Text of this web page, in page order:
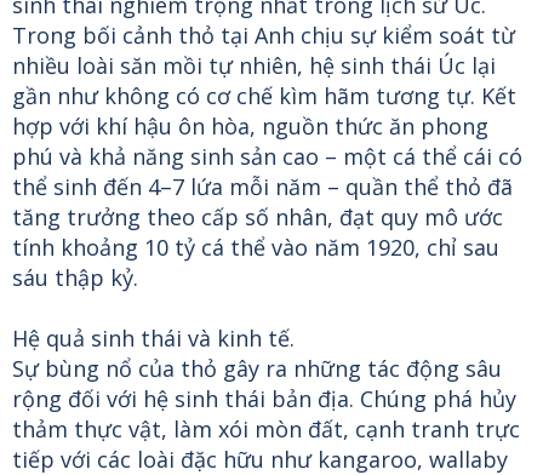
Trong bối cảnh thỏ tại Anh chịu sự kiểm soát từ
nhiều loài săn mồi tự nhiên, hệ sinh thái Úc lại
gần như không có cơ chế kìm hãm tương tự. Kết
hợp với khí hậu ôn hòa, nguồn thức ăn phong
phú và khả năng sinh sản cao – một cá thể cái có
thể sinh đến 4–7 lứa mỗi năm – quần thể thỏ đã
tăng trưởng theo cấp số nhân, đạt quy mô ước
tính khoảng 10 tỷ cá thể vào năm 1920, chỉ sau
sáu thập kỷ.
Hệ quả sinh thái và kinh tế.
Sự bùng nổ của thỏ gây ra những tác động sâu
rộng đối với hệ sinh thái bản địa. Chúng phá hủy
thảm thực vật, làm xói mòn đất, cạnh tranh trực
tiếp với các loài đặc hữu như kangaroo, wallaby